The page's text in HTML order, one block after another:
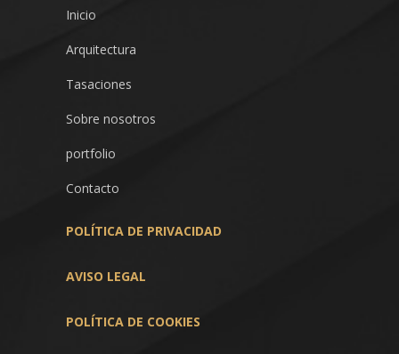
Inicio
Arquitectura
Tasaciones
Sobre nosotros
portfolio
Contacto
POLÍTICA DE PRIVACIDAD
AVISO LEGAL
POLÍTICA DE COOKIES